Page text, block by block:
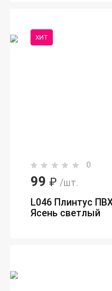
ХИТ
0
99 ₽ /шт.
L046 Плинтус
Ясень светлый